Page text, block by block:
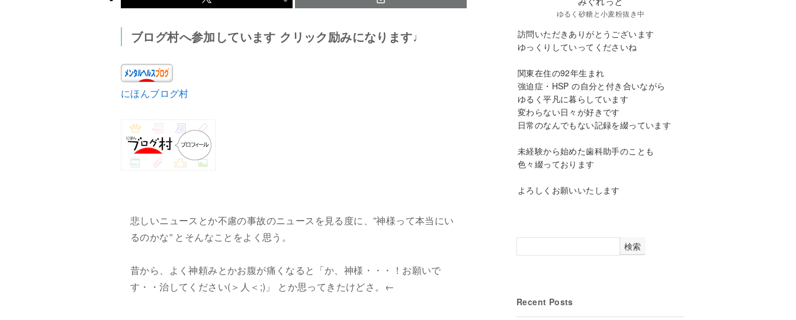
ブログ村へ参加しています クリック励みになります♩
にほんブログ村
悲しいニュースとか不慮の事故のニュースを見る度に、”神様って本当にい
るのかな” とそんなことをよく思う。
昔から、よく神頼みとかお腹が痛くなると「か、神様・・・！お願いで
す・・治してください(＞人＜;)」 とか思ってきたけどさ。←
ゆるく砂糖と小麦粉抜き中
訪問いただきありがとうございます
ゆっくりしていってくださいね
関東在住の92年生まれ
強迫症・HSP の自分と付き合いながら
ゆるく平凡に暮らしています
変わらない日々が好きです
日常のなんでもない記録を綴っています
未経験から始めた歯科助手のことも
色々綴っております
よろしくお願いいたします
検索
Recent Posts